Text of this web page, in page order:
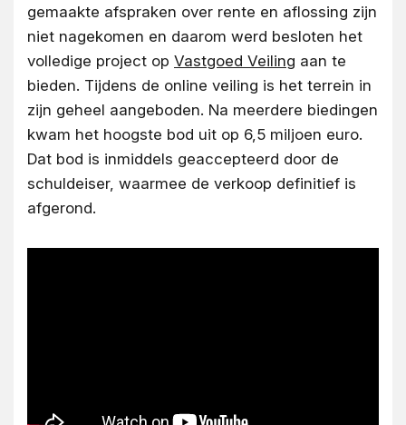
gemaakte afspraken over rente en aflossing zijn
niet nagekomen en daarom werd besloten het
volledige project op Vastgoed Veiling aan te
bieden. Tijdens de online veiling is het terrein in
zijn geheel aangeboden. Na meerdere biedingen
kwam het hoogste bod uit op 6,5 miljoen euro.
Dat bod is inmiddels geaccepteerd door de
schuldeiser, waarmee de verkoop definitief is
afgerond.